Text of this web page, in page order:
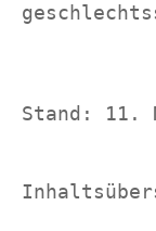
Stand: 11.